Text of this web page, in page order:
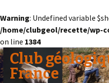
Warning: Undefined variable
/home/clubgeol/recette/wp-
on line 1384
Club
France